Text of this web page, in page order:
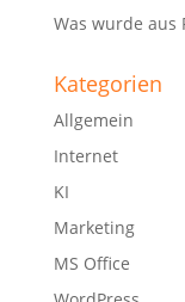
Was wurde aus
Kategorien
Allgemein
Internet
KI
Marketing
MS Office